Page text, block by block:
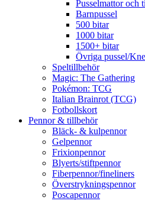
Pusselmattor och
Barnpussel
500 bitar
1000 bitar
1500+ bitar
Övriga pussel/
Speltillbehör
Magic: The Gathering
Pokémon: TCG
Italian Brainrot (TCG)
Fotbollskort
Pennor & tillbehör
Bläck- & kulpennor
Gelpennor
Frixionpennor
Blyerts/stiftpennor
Fiberpennor/fineliners
Överstrykningspennor
Poscapennor